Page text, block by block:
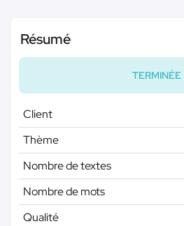
Résumé
TERMINÉE
Client
Thème
Nombre de textes
Nombre de mots
Qualité